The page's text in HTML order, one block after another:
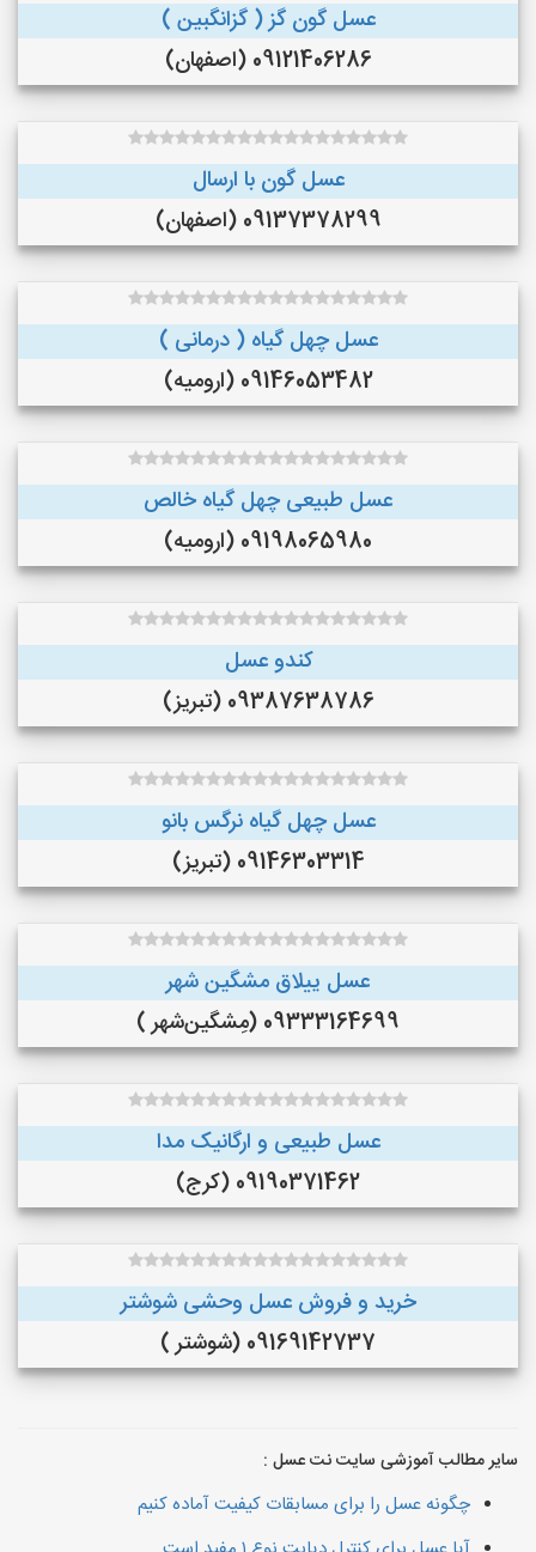
عسل گون گز ( گزانگبین )
09121406286 (اصفهان)
عسل گون با ارسال
09137378299 (اصفهان)
عسل چهل گیاه ( درمانی )
09146053482 (ارومیه)
عسل طبیعی چهل گیاه خالص
09198065980 (ارومیه)
کندو عسل
09387638786 (تبریز)
عسل چهل گیاه نرگس بانو
09146303314 (تبریز)
عسل ییلاق مشگین شهر
09333164699 (مِشگین‌شهر )
عسل طبیعی و ارگانیک مدا
09190371462 (کرج)
خرید و فروش عسل وحشی شوشتر
09169142737 (شوشتر )
سایر مطالب آموزشی سایت نت عسل :
چگونه عسل را برای مسابقات کیفیت آماده کنیم